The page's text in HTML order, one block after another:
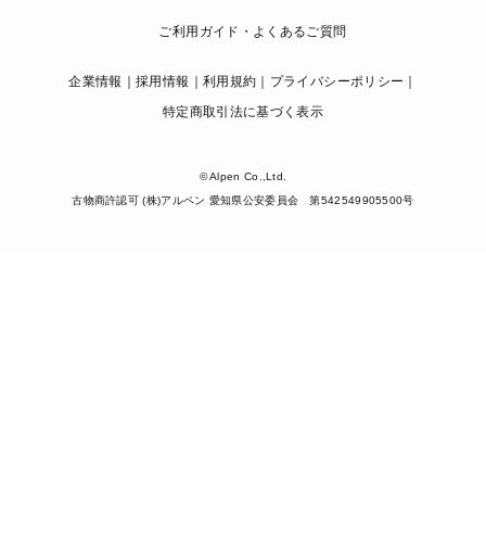
ご利用ガイド・よくあるご質問
企業情報 採用情報 利用規約
プライバシーポリシー
特定商取引法に基づく表示
© Alpen Co.,Ltd.
古物商許認可 (株)アルペン 愛知県公安委員会 第542549905500号